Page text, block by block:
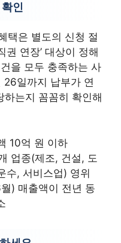
인
택은 별도의 신청 절
권 연장’ 대상이 정해
을 모두 충족하는 사
일까지 납부가 연
는지 꼼꼼히 확인해
10억 원 이하
업종(제조, 건설, 도
수, 서비스업) 영위
) 매출액이 전년 동